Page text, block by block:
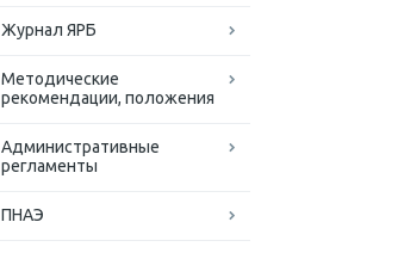
Журнал ЯРБ
Методические
рекомендации, положения
Административные
регламенты
ПНАЭ